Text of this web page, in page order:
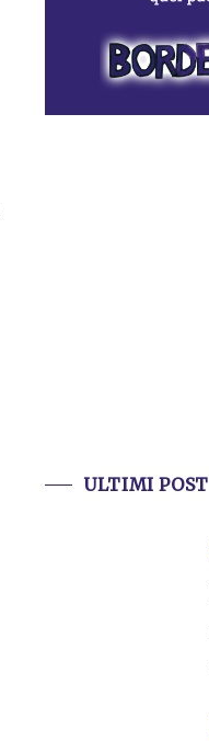
ULTIMI POST